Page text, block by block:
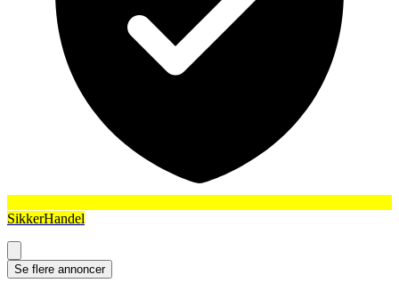
SikkerHandel
Se flere annoncer